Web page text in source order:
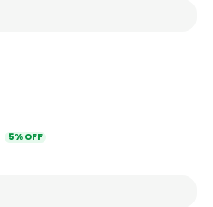
5% OFF